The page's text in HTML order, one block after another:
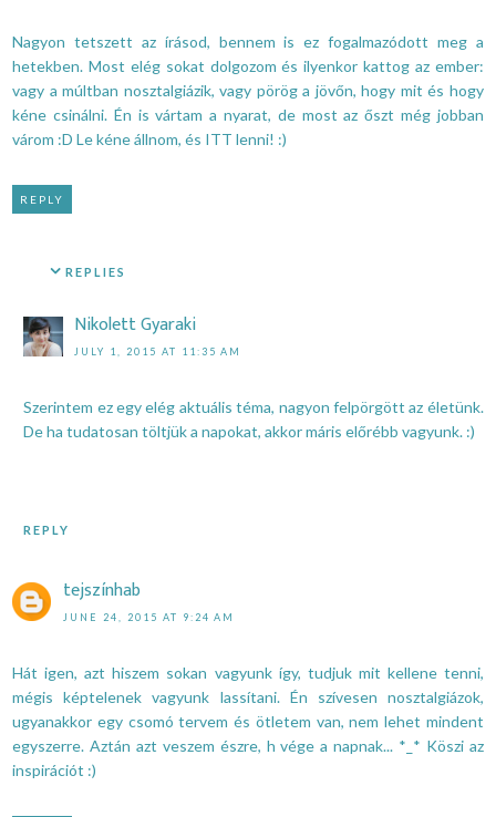
Nagyon tetszett az írásod, bennem is ez fogalmazódott meg a
hetekben. Most elég sokat dolgozom és ilyenkor kattog az ember:
vagy a múltban nosztalgiázik, vagy pörög a jövőn, hogy mit és hogy
kéne csinálni. Én is vártam a nyarat, de most az őszt még jobban
várom :D Le kéne állnom, és ITT lenni! :)
REPLY
REPLIES
Nikolett Gyaraki
JULY 1, 2015 AT 11:35 AM
Szerintem ez egy elég aktuális téma, nagyon felpörgött az életünk.
De ha tudatosan töltjük a napokat, akkor máris előrébb vagyunk. :)
REPLY
tejszínhab
JUNE 24, 2015 AT 9:24 AM
Hát igen, azt hiszem sokan vagyunk így, tudjuk mit kellene tenni,
mégis képtelenek vagyunk lassítani. Én szívesen nosztalgiázok,
ugyanakkor egy csomó tervem és ötletem van, nem lehet mindent
egyszerre. Aztán azt veszem észre, h vége a napnak... *_* Köszi az
inspirációt :)